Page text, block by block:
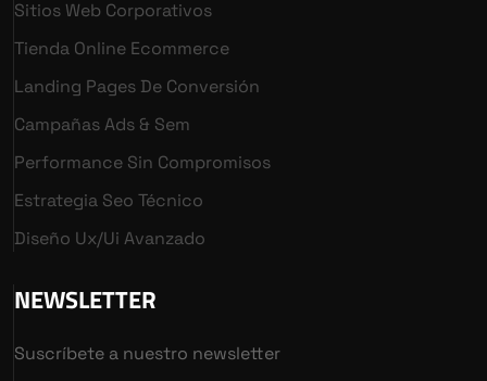
Sitios Web Corporativos
Tienda Online Ecommerce
Landing Pages De Conversión
Campañas Ads & Sem
Performance Sin Compromisos
Estrategia Seo Técnico
Diseño Ux/ui Avanzado
NEWSLETTER
Suscríbete a nuestro newsletter